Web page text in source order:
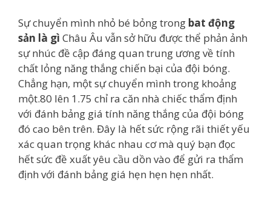
Sự chuyển mình nhỏ bé bỏng trong bat động
sản là gì Châu Âu vẫn sở hữu được thể phản ảnh
sự nhúc đề cập đáng quan trung ương về tính
chất lỏng năng thắng chiến bại của đội bóng.
Chẳng hạn, một sự chuyển mình trong khoảng
một.80 lên 1.75 chỉ ra căn nhà chiếc thẩm định
với đánh bảng giá tính năng thắng của đội bóng
đó cao bên trên. Đây là hết sức rộng rãi thiết yếu
xác quan trọng khác nhau cơ mà quý bạn đọc
hết sức đề xuất yêu cầu dồn vào để gửi ra thẩm
định với đánh bảng giá hẹn hẹn hẹn nhất.